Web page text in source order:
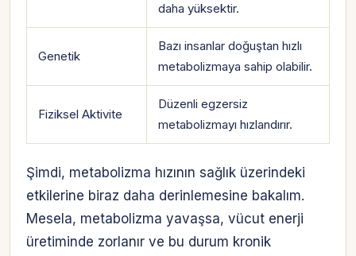
daha yüksektir.
Genetik
Bazı insanlar doğuştan hızlı
metabolizmaya sahip olabilir.
Fiziksel Aktivite
Düzenli egzersiz
metabolizmayı hızlandırır.
Şimdi, metabolizma hızının sağlık üzerindeki
etkilerine biraz daha derinlemesine bakalım.
Mesela, metabolizma yavaşsa, vücut enerji
üretiminde zorlanır ve bu durum kronik